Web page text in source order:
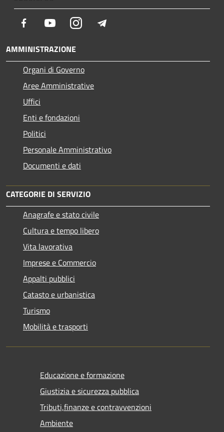
Facebook YoutubeInstagram
AMMINISTRAZIONE
Organi di Governo
Aree Amministrative
Uffici
Enti e fondazioni
Politici
Personale Amministrativo
Documenti e dati
CATEGORIE DI SERVIZIO
Anagrafe e stato civile
Cultura e tempo libero
Vita lavorativa
Imprese e Commercio
Appalti pubblici
Catasto e urbanistica
Turismo
Mobilità e trasporti
Educazione e formazione
Giustizia e sicurezza pubblica
Tributi,finanze e contravvenzioni
Ambiente